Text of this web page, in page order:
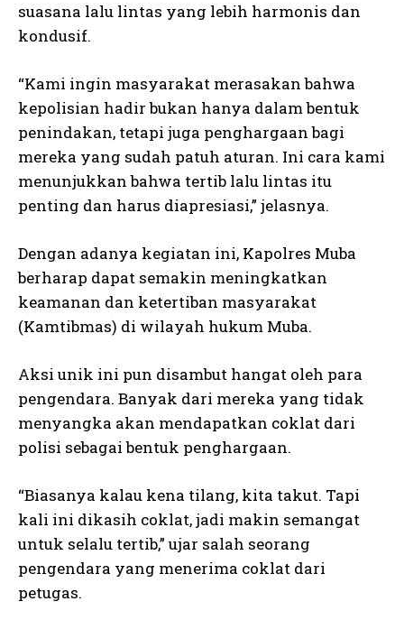
suasana lalu lintas yang lebih harmonis dan
kondusif.
“Kami ingin masyarakat merasakan bahwa
kepolisian hadir bukan hanya dalam bentuk
penindakan, tetapi juga penghargaan bagi
mereka yang sudah patuh aturan. Ini cara kami
menunjukkan bahwa tertib lalu lintas itu
penting dan harus diapresiasi,” jelasnya.
Dengan adanya kegiatan ini, Kapolres Muba
berharap dapat semakin meningkatkan
keamanan dan ketertiban masyarakat
(Kamtibmas) di wilayah hukum Muba.
Aksi unik ini pun disambut hangat oleh para
pengendara. Banyak dari mereka yang tidak
menyangka akan mendapatkan coklat dari
polisi sebagai bentuk penghargaan.
“Biasanya kalau kena tilang, kita takut. Tapi
kali ini dikasih coklat, jadi makin semangat
untuk selalu tertib,” ujar salah seorang
pengendara yang menerima coklat dari
petugas.